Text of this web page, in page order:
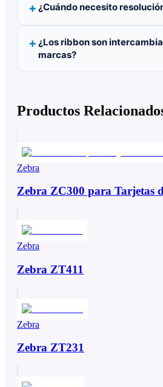
¿Cuándo necesito
¿Los ribbon son
marcas?
Productos
Zebra
Zebra ZC300 para Tarjetas
Zebra
Zebra ZT411
Zebra
Zebra ZT231